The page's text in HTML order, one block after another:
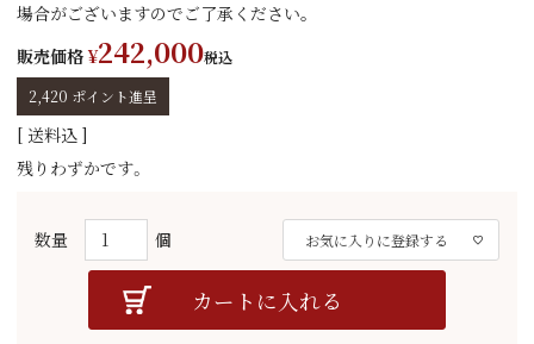
場合がございますのでご了承ください｡
販売価格 ¥242,000税込
2,420 ポイント進呈
送料込
残りわずかです。
お気に入りに登録する
カートに入れる